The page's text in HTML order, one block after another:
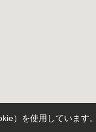
）を使用しています。